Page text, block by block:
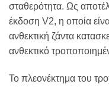
σταθερότητα. Ως
έκδοση V2, η οποία
ανθεκτική ζάντα
ανθεκτικό
Το πλεονέκτημα του